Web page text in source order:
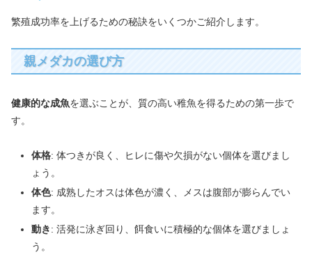
繁殖成功率を上げるための秘訣をいくつかご紹介します。
親メダカの選び方
健康的な成魚を選ぶことが、質の高い稚魚を得るための第一歩で
す。
体格: 体つきが良く、ヒレに傷や欠損がない個体を選びまし
ょう。
体色: 成熟したオスは体色が濃く、メスは腹部が膨らんでい
ます。
動き: 活発に泳ぎ回り、餌食いに積極的な個体を選びましょ
う。